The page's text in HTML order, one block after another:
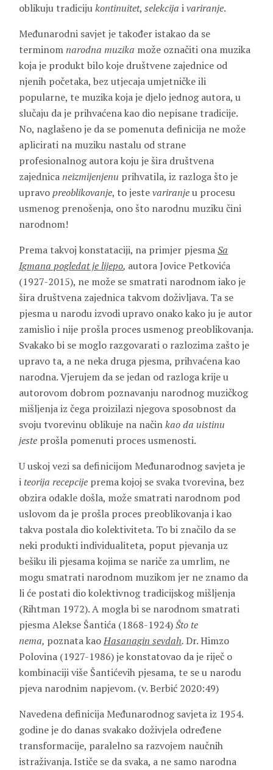
oblikuju tradicijukontinuitet, selekcija ivariranje.
Međunarodni savjet je također istakao da se
terminomnarodna muzika može označiti ona muzika
koja je produkt bilo koje društvene zajednice od
njenih početaka, bez utjecaja umjetničke ili
popularne, te muzika koja je djelo jednog autora, u
slučaju da je prihvaćena kao dio nepisane tradicije.
No, naglašeno je da se pomenuta definicija ne može
aplicirati na muziku nastalu od strane
profesionalnog autora koju je šira društvena
zajednicaneizmijenjenu prihvatila, iz razloga što je
upravopreoblikovanje, to jestevariranjeu procesu
usmenog prenošenja, ono što narodnu muziku čini
narodnom!
Prema takvoj konstataciji, na primjer pjesmaSa
Igmana pogledat je lijepo, autora Jovice Petkovića
(1927-2015), ne može se smatrati narodnom iako je
šira društvena zajednica takvom doživljava. Ta se
pjesma u narodu izvodi upravo onako kako ju je autor
zamislio i nije prošla proces usmenog preoblikovanja.
Svakako bi se moglo razgovarati o razlozima zašto je
upravo ta, a ne neka druga pjesma, prihvaćena kao
narodna. Vjerujem da se jedan od razloga krije u
autorovom dobrom poznavanju narodnog muzičkog
mišljenja iz čega proizilazi njegova sposobnost da
svoju tvorevinu oblikuje na načinkao da uistinu
jeste prošla pomenuti proces usmenosti.
U uskoj vezi sa definicijom Međunarodnog savjeta je
i teorija recepcije prema kojoj se svaka tvorevina, bez
obzira odakle došla, može smatrati narodnom pod
uslovom da je prošla proces preoblikovanja i kao
takva postala dio kolektiviteta. To bi značilo da se
neki produkti individualiteta, poput pjevanja uz
bešiku ili pjesama kojima se nariče za umrlim, ne
mogu smatrati narodnom muzikom jer ne znamo da
li će postati dio kolektivnog tradicijskog mišljenja
(Rihtman 1972). A mogla bi se narodnom smatrati
pjesma Alekse Šantića (1868-1924)Što te
nema, poznata kaoHasanagin sevdah.Dr. Himzo
Polovina (1927-1986) je konstatovao da je riječ o
kombinaciji više Šantićevih pjesama, te se u narodu
pjeva narodnim napjevom. (v. Berbić 2020:49)
Navedena definicija Međunarodnog savjeta iz 1954.
godine je do danas svakako doživjela određene
transformacije, paralelno sa razvojem naučnih
istraživanja. Ističe se da svaka, a ne samo narodna